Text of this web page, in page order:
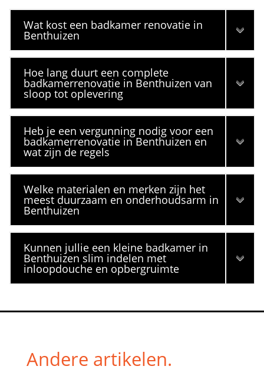
Wat kost een badkamer renovatie in
Benthuizen
Hoe lang duurt een complete
badkamerrenovatie in Benthuizen van
sloop tot oplevering
Heb je een vergunning nodig voor een
badkamerrenovatie in Benthuizen en
wat zijn de regels
Welke materialen en merken zijn het
meest duurzaam en onderhoudsarm in
Benthuizen
Kunnen jullie een kleine badkamer in
Benthuizen slim indelen met
inloopdouche en opbergruimte
Andere artikelen.